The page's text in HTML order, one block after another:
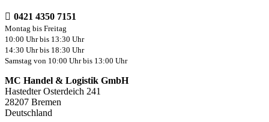
0421 4350 7151
Montag bis Freitag
10:00 Uhr bis 13:30 Uhr
14:30 Uhr bis 18:30 Uhr
Samstag von 10:00 Uhr bis 13:00 Uhr
MC Handel & Logistik GmbH
Hastedter Osterdeich 241
28207 Bremen
Deutschland